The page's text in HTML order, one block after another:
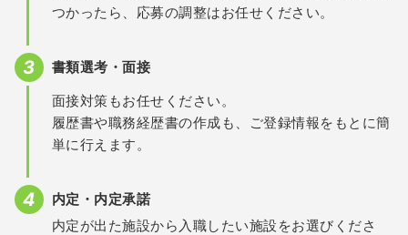
つかったら、応募の調整はお任せください。
書類選考・面接
面接対策もお任せください。
履歴書や職務経歴書の作成も、ご登録情報をもとに簡
単に行えます。
内定・内定承諾
内定が出た施設から入職したい施設をお選びくださ